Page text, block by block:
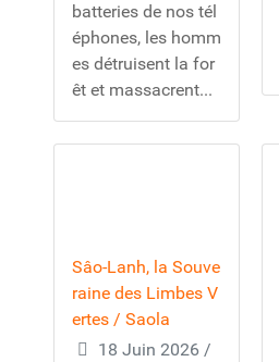
batteries de nos tél
éphones, les homm
es détruisent la for
êt et massacrent...
Sâo-Lanh, la Souve
raine des Limbes V
ertes / Saola
18 Juin 2026 /